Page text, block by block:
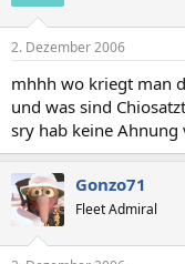
2. Dezember 2006
mhhh wo kriegt man
und was sind
sry hab keine Ahnung
Gonzo71
Fleet Admiral